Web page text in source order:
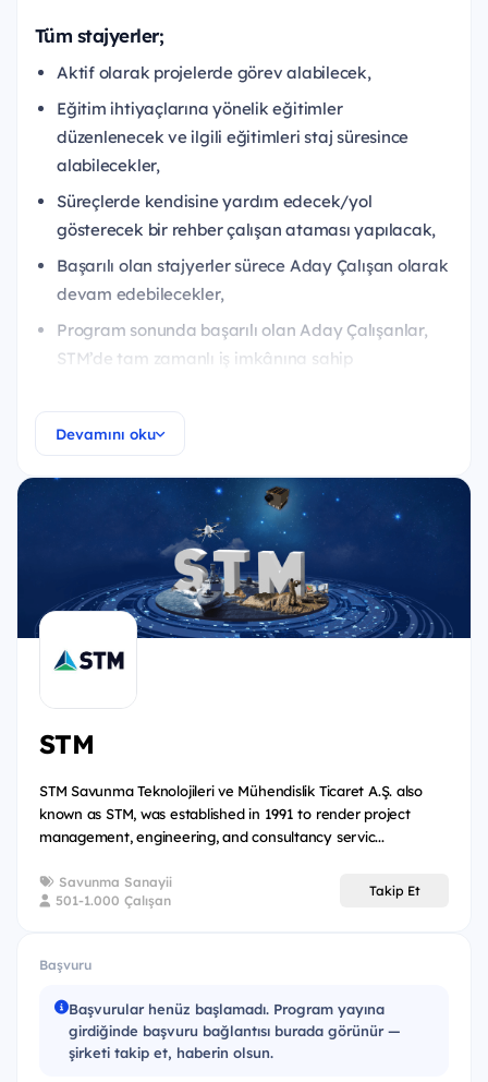
Tüm stajyerler;
Aktif olarak projelerde görev alabilecek,
Eğitim ihtiyaçlarına yönelik eğitimler
düzenlenecek ve ilgili eğitimleri staj süresince
alabilecekler,
Süreçlerde kendisine yardım edecek/yol
gösterecek bir rehber çalışan ataması yapılacak,
Başarılı olan stajyerler sürece Aday Çalışan olarak
devam edebilecekler,
Program sonunda başarılı olan Aday Çalışanlar,
STM’de tam zamanlı iş imkânına sahip
Staj Başvurusunda Seçilebilecek Alanlar
Başvuru tercihlerinizi öncelik sıranıza göre belirleyiniz.
Başvuru tamamlandıktan sonra değiştirme şansınız
olmadığı için, detaylı bir şekilde araştırmak yaparak
hangi bölüm size uygunsa seçiminizi yapabilirsiniz.
Siber Güvenlik,
Simülasyon Sistemleri/Radar ve Elektronik Harp
Sistemleri)
Otonom Sistemler
Deniz Projeleri
Kurumsal İletişim
Pazarlama
İnsan Kaynakları
Devamını oku
STM
STM Savunma Teknolojileri ve Mühendislik Ticaret A.Ş. also
known as STM, was established in 1991 to render project
management, engineering, and consultancy servic...
Savunma Sanayii
501-1.000 Çalışan
Takip Et
Başvuru
Başvurular henüz başlamadı. Program yayına
girdiğinde başvuru bağlantısı burada görünür —
şirketi takip et, haberin olsun.